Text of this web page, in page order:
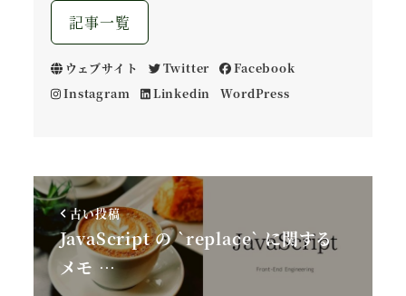
記事一覧
ウェブサイト Twitter
Facebook
Instagram
Linkedin WordPress
古い投稿
JavaScript の `replace` に関する
メモ …